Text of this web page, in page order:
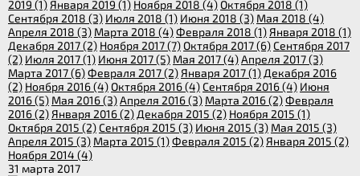
2019 (1) Января 2019 (1) Ноября 2018 (4)Октября 2018 (1)
Сентября 2018 (3) Июля 2018 (1) Июня 2018 (3) Мая 2018 (4)
Апреля 2018 (3) Марта 2018 (4)Февраля 2018 (1) Января 2018 (1)
Декабря 2017 (2) Ноября 2017 (7)Октября 2017 (6)Сентября 2017
(2) Июля 2017 (1) Июня 2017 (5) Мая 2017 (4)Апреля 2017 (3)
Марта 2017 (6)Февраля 2017 (2) Января 2017 (1) Декабря 2016
(2) Ноября 2016 (4)Октября 2016 (4)Сентября 2016 (4) Июня
2016 (5) Мая 2016 (3)Апреля 2016 (3) Марта 2016 (2)Февраля
2016 (2) Января 2016 (2) Декабря 2015 (2) Ноября 2015 (1)
Октября 2015 (2)Сентября 2015 (3) Июня 2015 (3) Мая 2015 (3)
Апреля 2015 (3) Марта 2015 (1)Февраля 2015 (2) Января 2015 (2)
Ноября 2014 (4)
31 марта 2017